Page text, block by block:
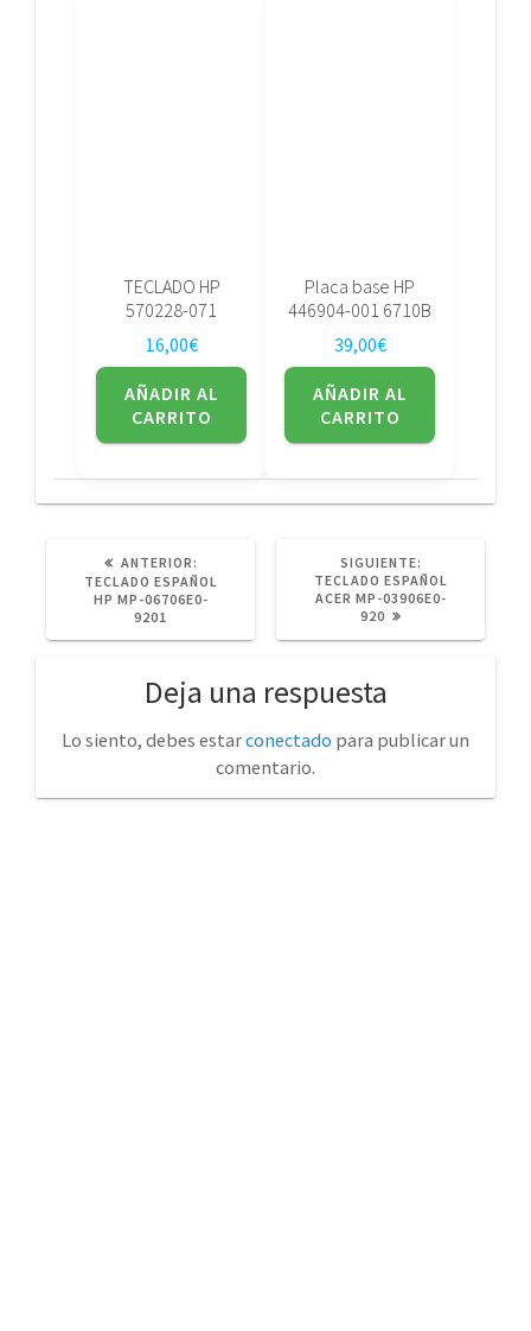
TECLADO HP
570228-071
16,00€
AÑADIR AL
CARRITO
Placa base HP
446904-001 6710B
39,00€
AÑADIR AL
CARRITO
ANTERIOR:
ANTERIOR:
TECLADO ESPAÑOL
HP MP-06706E0-
9201
SIGUIENTE:
POST:
TECLADO ESPAÑOL
ACER MP-03906E0-
920
Deja una respuesta
Lo siento, debes estarconectado para publicar un
comentario.